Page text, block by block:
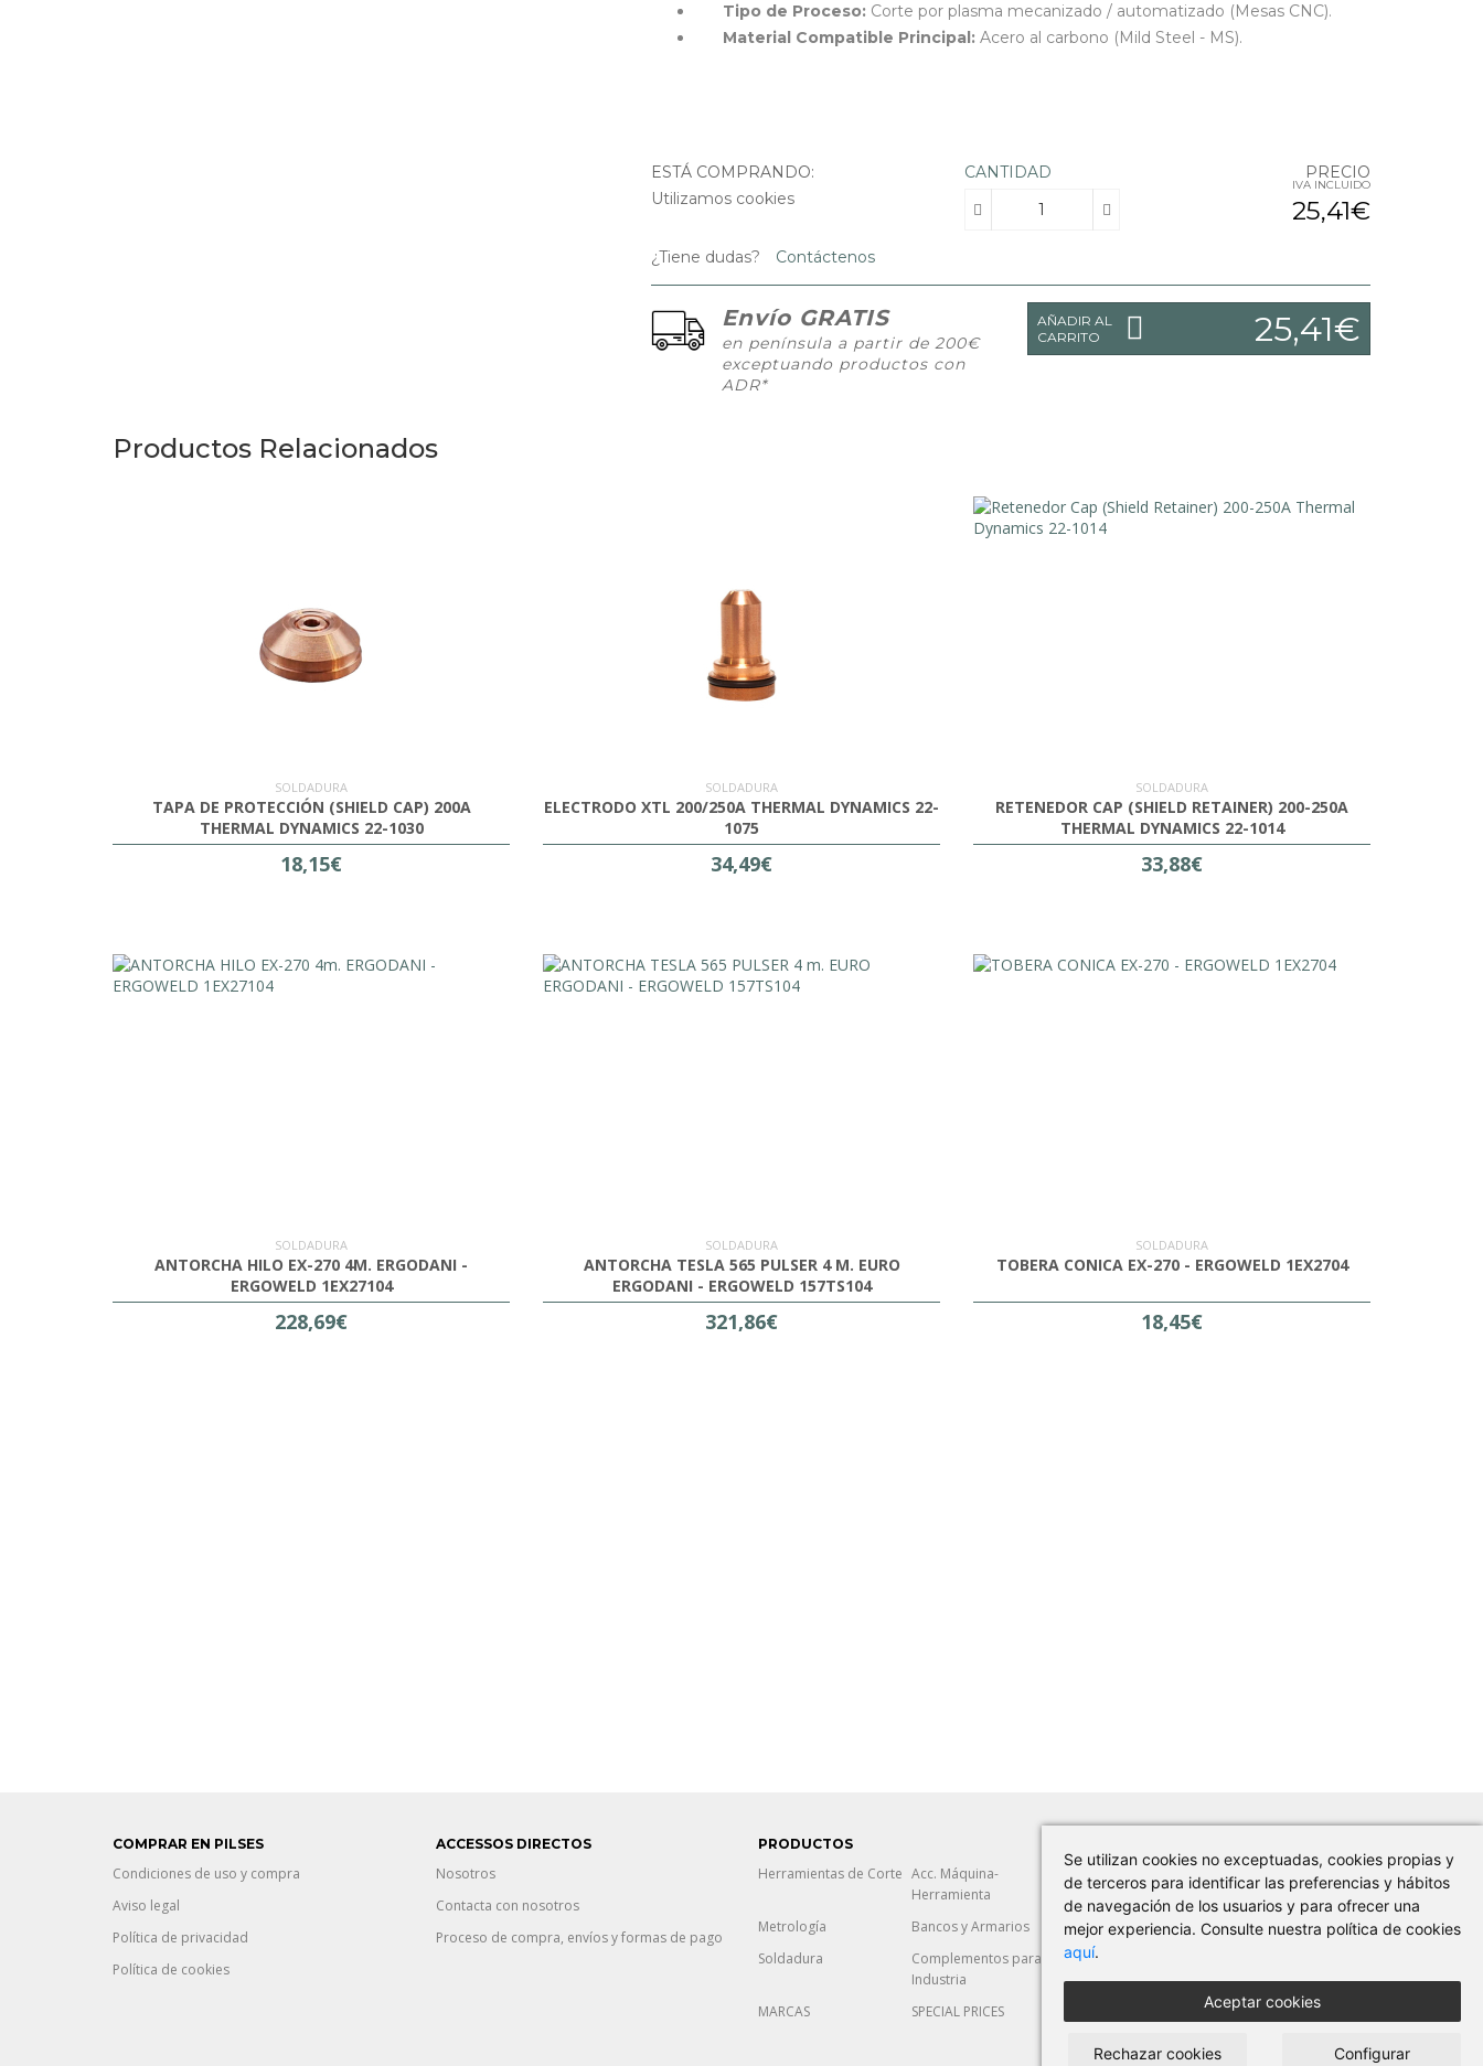
Se utilizan cookies no exceptuadas, cookies propias y
de terceros para identificar las preferencias y hábitos
de navegación de los usuarios y para ofrecer una
mejor experiencia. Consulte nuestra política de cookies
aquí.
Aceptar cookies
Rechazar cookies Configurar
Tipo de Proceso: Corte por plasma mecanizado / automatizado (Mesas CNC).
Material Compatible Principal: Acero al carbono (Mild Steel - MS).
ESTÁ COMPRANDO:
Utilizamos cookies
CANTIDAD PRECIO
IVA INCLUIDO
25,41€
¿Tiene dudas? Contáctenos
Envío GRATIS
en península a partir de 200€
exceptuando productos con
ADR*
AÑADIR AL
CARRITO
25,41€
Productos Relacionados
SOLDADURA
TAPA DE PROTECCIÓN (SHIELD CAP) 200A
THERMAL DYNAMICS 22-1030
18,15€
SOLDADURA
ELECTRODO XTL 200/250A THERMAL DYNAMICS 22-
1075
34,49€
SOLDADURA
RETENEDOR CAP (SHIELD RETAINER) 200-250A
THERMAL DYNAMICS 22-1014
33,88€
SOLDADURA
ANTORCHA HILO EX-270 4M. ERGODANI -
ERGOWELD 1EX27104
228,69€
SOLDADURA
ANTORCHA TESLA 565 PULSER 4 M. EURO
ERGODANI - ERGOWELD 157TS104
321,86€
SOLDADURA
TOBERA CONICA EX-270 - ERGOWELD 1EX2704
18,45€
COMPRAR EN PILSES
Condiciones de uso y compra
Aviso legal
Política de privacidad
Política de cookies
ACCESSOS DIRECTOS
Nosotros
Contacta con nosotros
Proceso de compra, envíos y formas de pago
PRODUCTOS
Herramientas de Corte Acc. Máquina-
Herramienta
Abrasión Herramientas Manuales
Metrología Bancos y Armarios Máquina-Herramienta
Corte y Deformación
Soldadura
Complementos para
Industria
Seguridad Laboral
MARCAS SPECIAL PRICES